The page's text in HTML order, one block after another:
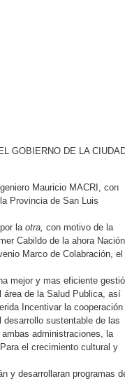
GOBIERNO DE LA
Mauricio MACRI, con
Provincia de San Luis
la otra, con motivo de la
Cabildo de la ahora Nación
Marco de Colabración, el
mejor y mas eficiente
de la Salud Publica, así
Incentivar la cooperación
sustentable de las
administraciones, la
el crecimiento cultural y
y desarrollaran programas